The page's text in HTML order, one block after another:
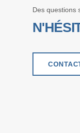
Des questions